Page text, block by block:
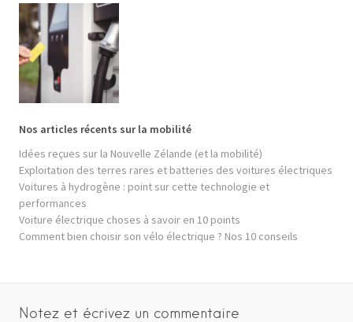
Nos articles récents sur la mobilité
Idées reçues sur la Nouvelle Zélande (et la mobilité)
Exploitation des terres rares et batteries des voitures électriques
Voitures à hydrogène : point sur cette technologie et
performances
Voiture électrique choses à savoir en 10 points
Comment bien choisir son vélo électrique ? Nos 10 conseils
Notez et écrivez un commentaire